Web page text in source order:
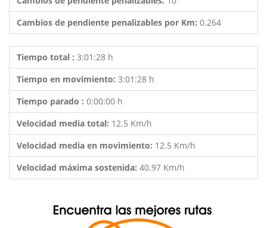
Cambios de pendiente penalizables por Km: 0.264
Tiempo total : 3:01:28 h
Tiempo en movimiento: 3:01:28 h
Tiempo parado : 0:00:00 h
Velocidad media total: 12.5 Km/h
Velocidad media en movimiento: 12.5 Km/h
Velocidad máxima sostenida: 40.97 Km/h